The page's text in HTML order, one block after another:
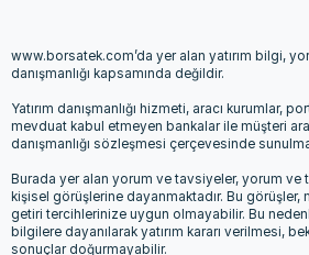
www.borsatek.com’da yer alan yatırım bilgi,
danışmanlığı kapsamında değildir.
Yatırım danışmanlığı hizmeti, aracı kurumlar,
mevduat kabul etmeyen bankalar ile müşteri
danışmanlığı sözleşmesi çerçevesinde
Burada yer alan yorum ve tavsiyeler, yorum ve
kişisel görüşlerine dayanmaktadır. Bu görüşler,
getiri tercihlerinize uygun olmayabilir. Bu
bilgilere dayanılarak yatırım kararı verilmesi,
sonuçlar doğurmayabilir.